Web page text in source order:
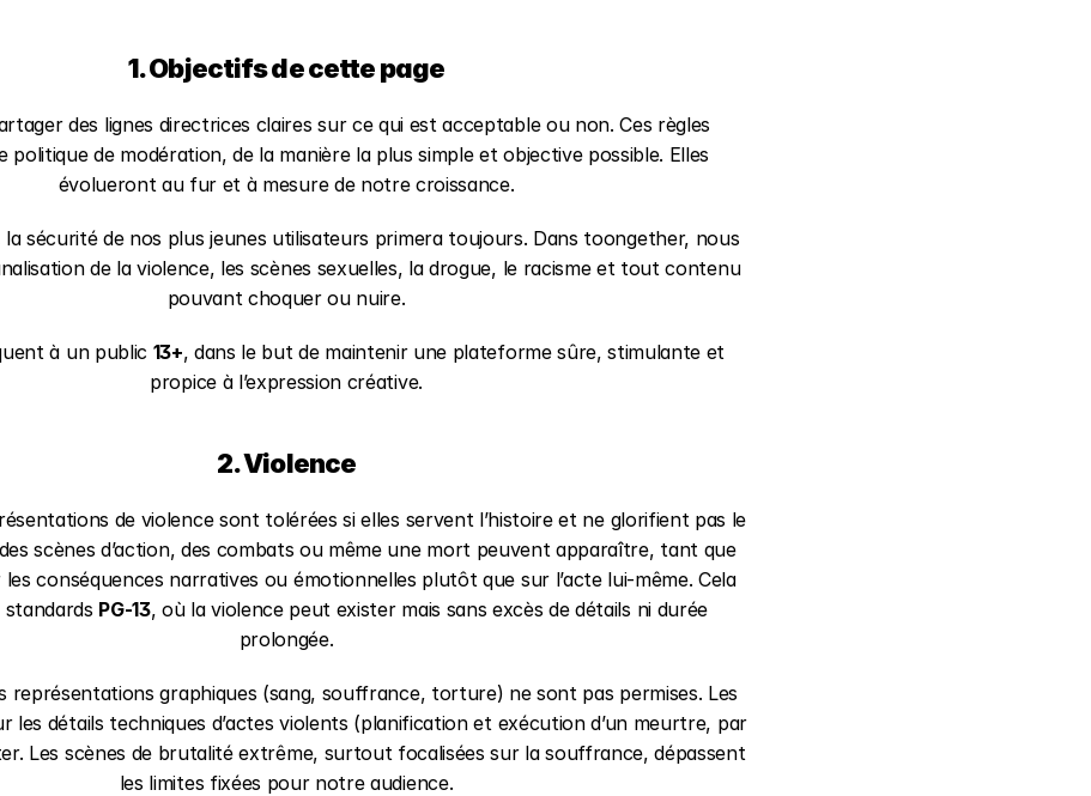
1. Objectifs de cette page
des lignes directrices claires sur ce qui est acceptable ou non. Ces règles
politique de modération, de la manière la plus simple et objective possible. Elles
évolueront au fur et à mesure de notre croissance.
la sécurité de nos plus jeunes utilisateurs primera toujours. Dans toongether, nous
de la violence, les scènes sexuelles, la drogue, le racisme et tout contenu
pouvant choquer ou nuire.
à un public 13+, dans le but de maintenir une plateforme sûre, stimulante et
propice à l’expression créative.
2. Violence
de violence sont tolérées si elles servent l’histoire et ne glorifient pas le
scènes d’action, des combats ou même une mort peuvent apparaître, tant que
les conséquences narratives ou émotionnelles plutôt que sur l’acte lui-même. Cela
PG-13, où la violence peut exister mais sans excès de détails ni durée
prolongée.
représentations graphiques (sang, souffrance, torture) ne sont pas permises. Les
les détails techniques d’actes violents (planification et exécution d’un meurtre, par
Les scènes de brutalité extrême, surtout focalisées sur la souffrance, dépassent
les limites fixées pour notre audience.